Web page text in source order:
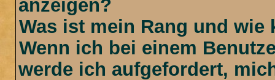
anzeigen?
Was ist mein Rang und
Wenn ich bei einem
werde ich aufgefordert,